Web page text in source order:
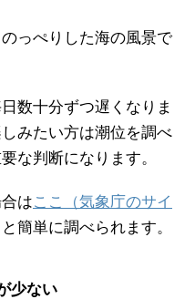
っぺりした海の風景で
数十分ずつ遅くなりま
みたい方は潮位を調べ
な判断になります。
はここ（気象庁のサイ
簡単に調べられます。
少ない